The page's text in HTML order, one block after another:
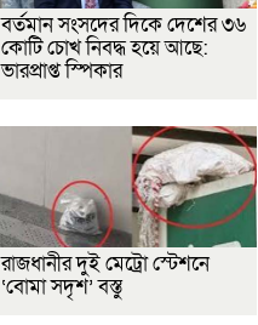
বর্তমান সংসদের দিকে দেশের ৩৬
কোটি চোখ নিবদ্ধ হয়ে আছে:
ভারপ্রাপ্ত স্পিকার
রাজধানীর দুই মেট্রো স্টেশনে
‘বোমা সদৃশ’ বস্তু